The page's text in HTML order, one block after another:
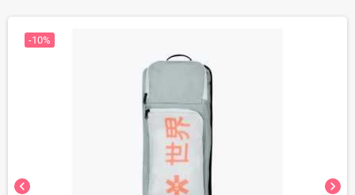
chevron_left chevron_right
-10%